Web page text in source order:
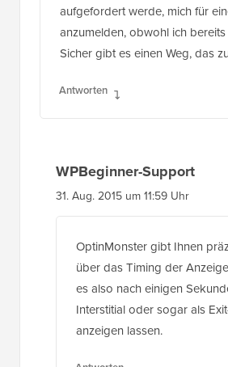
aufgefordert werde, mich für
anzumelden, obwohl ich
Sicher gibt es einen Weg, das
Antworten
WPBeginner-Support
31. Aug. 2015 um 11:59 Uhr
OptinMonster gibt Ihnen
über das Timing der
es also nach einigen
Interstitial oder sogar als
anzeigen lassen.